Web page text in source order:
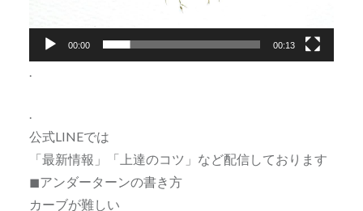
00:00 00:13
.
.
公式LINEでは
「最新情報」「上達のコツ」など配信しております
◼アンダーターンの書き方
カーブが難しい